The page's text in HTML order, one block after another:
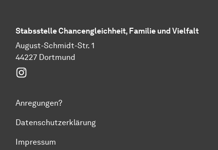
Stabs­stel­le Chancengleichheit, Familie und Vielfalt
August-Schmidt-Str. 1
44227 Dortmund
Anregungen?
Datenschutzerklärung
Impressum